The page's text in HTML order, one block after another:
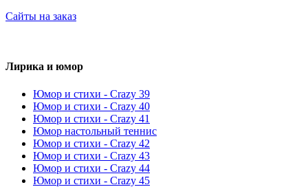
Сайты на заказ
Лирика и юмор
Юмор и стихи - Crazy 39
Юмор и стихи - Crazy 40
Юмор и стихи - Crazy 41
Юмор настольный теннис
Юмор и стихи - Crazy 42
Юмор и стихи - Crazy 43
Юмор и стихи - Crazy 44
Юмор и стихи - Crazy 45